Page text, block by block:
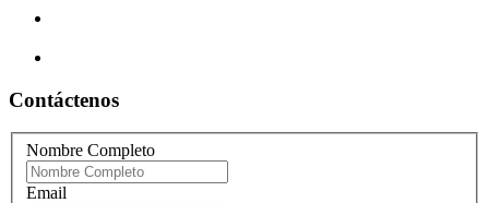
Contáctenos
Nombre Completo
Email